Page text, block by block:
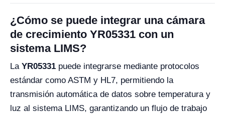
¿Cómo se puede integrar una cámara
de crecimiento YR05331 con un
sistema LIMS?
La YR05331 puede integrarse mediante protocolos
estándar como ASTM y HL7, permitiendo la
transmisión automática de datos sobre temperatura y
luz al sistema LIMS, garantizando un flujo de trabajo